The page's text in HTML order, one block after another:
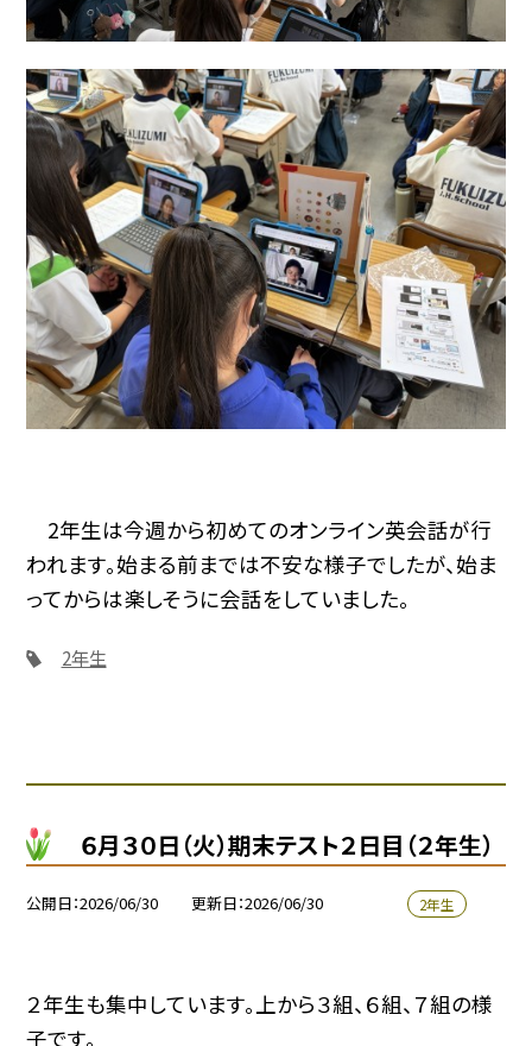
2年生は今週から初めてのオンライン英会話が行
われます。始まる前までは不安な様子でしたが、始ま
ってからは楽しそうに会話をしていました。
2年生
６月３０日（火）期末テスト２日目（２年生）
公開日 2026/06/30 更新日 2026/06/30 2年生
２年生も集中しています。上から３組、６組、７組の様
子です。